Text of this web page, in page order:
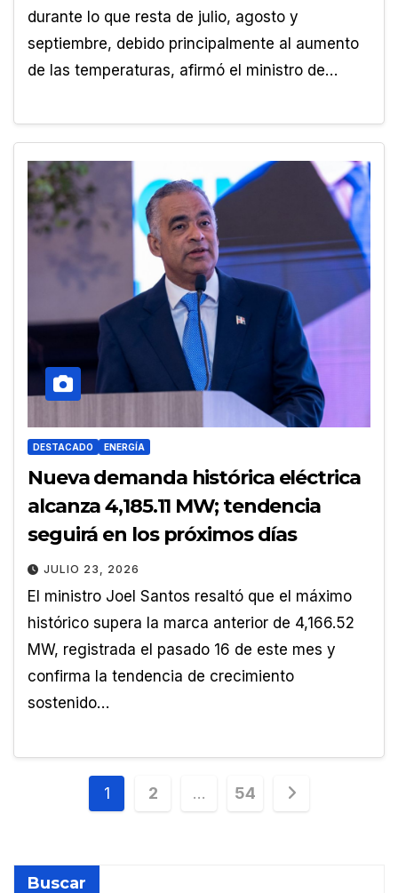
durante lo que resta de julio, agosto y
septiembre, debido principalmente al aumento
de las temperaturas, afirmó el ministro de…
DESTACADO ENERGÍA
Nueva demanda histórica eléctrica
alcanza 4,185.11 MW; tendencia
seguirá en los próximos días
JULIO 23, 2026
El ministro Joel Santos resaltó que el máximo
histórico supera la marca anterior de 4,166.52
MW, registrada el pasado 16 de este mes y
confirma la tendencia de crecimiento
sostenido…
Paginación
entradas
1 2 … 54
Buscar